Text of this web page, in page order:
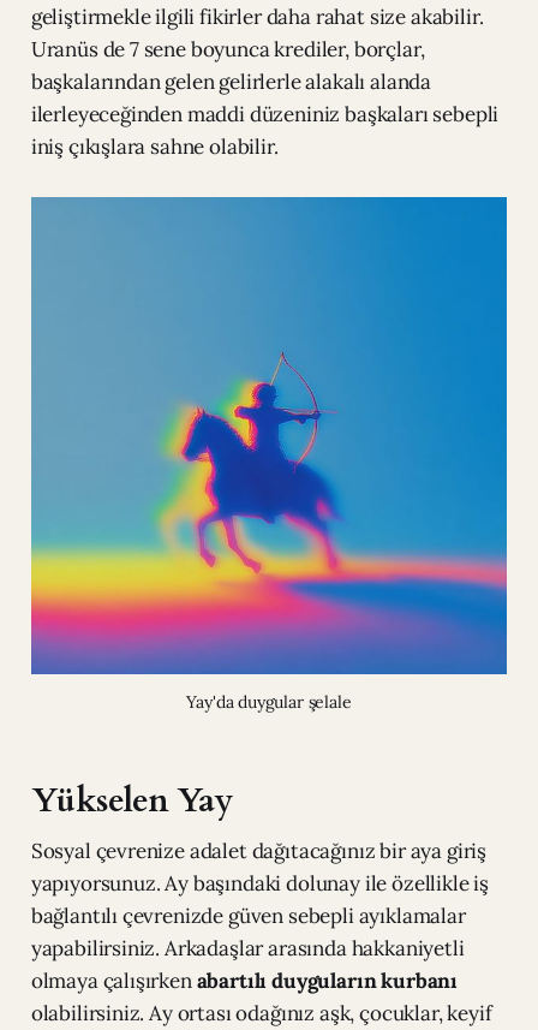
geliştirmekle ilgili fikirler daha rahat size akabilir.
Uranüs de 7 sene boyunca krediler, borçlar,
başkalarından gelen gelirlerle alakalı alanda
ilerleyeceğinden maddi düzeniniz başkaları sebepli
iniş çıkışlara sahne olabilir.
Yay'da duygular şelale
Yükselen Yay
Sosyal çevrenize adalet dağıtacağınız bir aya giriş
yapıyorsunuz. Ay başındaki dolunay ile özellikle iş
bağlantılı çevrenizde güven sebepli ayıklamalar
yapabilirsiniz. Arkadaşlar arasında hakkaniyetli
olmaya çalışırkenabartılı duyguların kurbanı
olabilirsiniz. Ay ortası odağınız aşk, çocuklar, keyif